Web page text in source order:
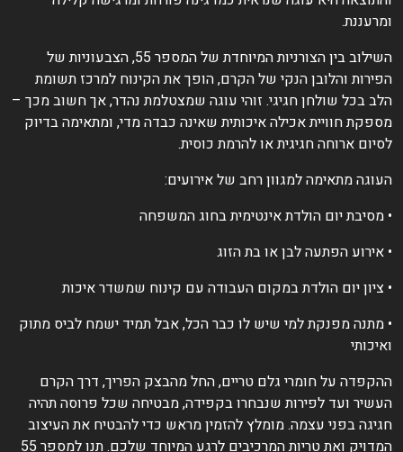
ומרעננת.
השילוב בין הצורניות המיוחדת של המספר 55, הצבעוניות של
הפירות והלובן הנקי של הקרם, הופך את הקינוח למרכז תשומת
הלב בכל שולחן חגיגי. זוהי עוגה שמצטלמת נהדר, אך חשוב מכך –
מספקת חוויית אכילה איכותית שאינה כבדה מדי, ומתאימה בדיוק
לסיום ארוחה חגיגית או להרמת כוסית.
העוגה מתאימה למגוון רחב של אירועים:
• מסיבת יום הולדת אינטימית בחוג המשפחה
• אירוע הפתעה לבן או בת הזוג
• ציון יום הולדת במקום העבודה עם קינוח שמשדר איכות
• מתנה מפנקת למי שיש לו כבר הכל, אבל תמיד ישמח לביס מתוק
ואיכותי
ההקפדה על חומרי גלם טריים, החל מהבצק הפריך, דרך הקרם
העשיר ועד לפירות שנבחרו בקפידה, מבטיחה שכל פרוסה תהיה
חגיגה בפני עצמה. מומלץ להזמין מראש כדי להבטיח את העיצוב
המדויק ואת טריות המרכיבים לרגע המיוחד שלכם. תנו למספר 55